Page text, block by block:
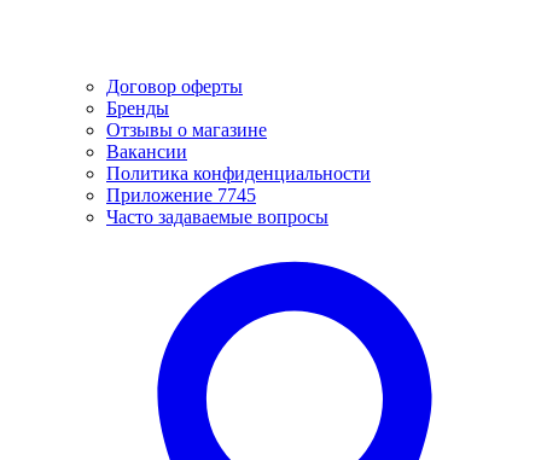
Договор оферты
Бренды
Отзывы о магазине
Вакансии
Политика конфиденциальности
Приложение 7745
Часто задаваемые вопросы